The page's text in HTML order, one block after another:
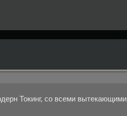
Токинг, со всеми вытекающими